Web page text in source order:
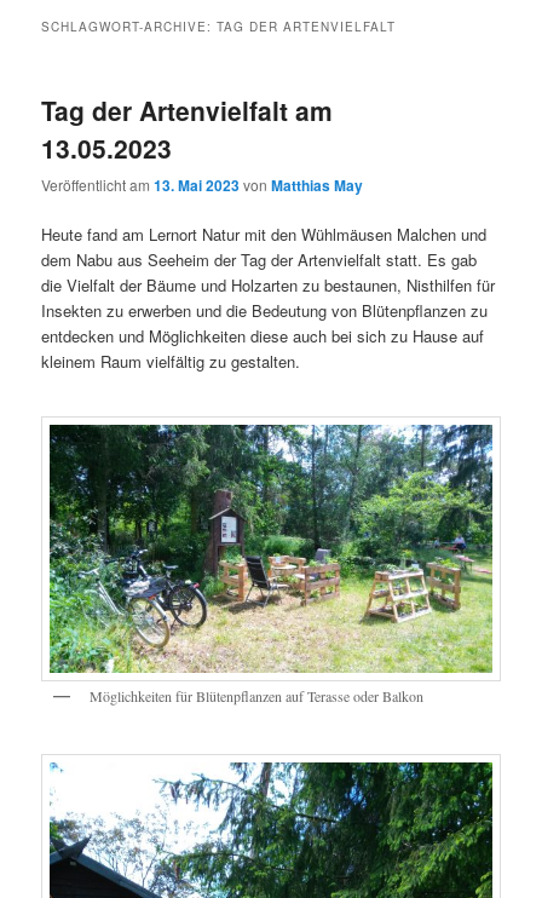
SCHLAGWORT-ARCHIVE:TAG DER ARTENVIELFALT
Tag der Artenvielfalt am
13.05.2023
Veröffentlicht am13. Mai 2023vonMatthias May
Heute fand am Lernort Natur mit den Wühlmäusen Malchen und
dem Nabu aus Seeheim der Tag der Artenvielfalt statt. Es gab
die Vielfalt der Bäume und Holzarten zu bestaunen, Nisthilfen für
Insekten zu erwerben und die Bedeutung von Blütenpflanzen zu
entdecken und Möglichkeiten diese auch bei sich zu Hause auf
kleinem Raum vielfältig zu gestalten.
Möglichkeiten für Blütenpflanzen auf Terasse oder Balkon